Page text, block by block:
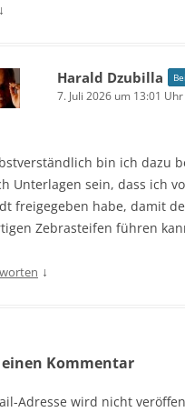
↓
Harald Dzubilla
7. Juli 2026 um 13:01 Uhr
bin ich dazu
Unterlagen sein, dass ich
freigegeben habe, damit
Zebrasteifen führen
↓
einen Kommentar
Adresse wird nicht